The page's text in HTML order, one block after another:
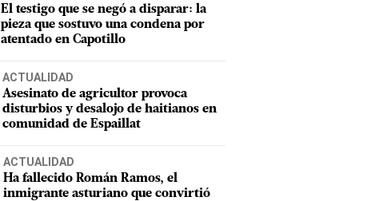
El testigo que se negó a disparar: la
pieza que sostuvo una condena por
atentado en Capotillo
ACTUALIDAD
Asesinato de agricultor provoca
disturbios y desalojo de haitianos en
comunidad de Espaillat
ACTUALIDAD
Ha fallecido Román Ramos, el
inmigrante asturiano que convirtió